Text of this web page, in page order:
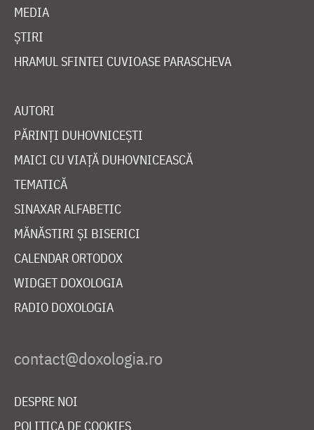
MEDIA
ȘTIRI
HRAMUL SFINTEI CUVIOASE PARASCHEVA
AUTORI
PĂRINȚI DUHOVNICEȘTI
MAICI CU VIAȚĂ DUHOVNICEASCĂ
TEMATICĂ
SINAXAR ALFABETIC
MĂNĂSTIRI ȘI BISERICI
CALENDAR ORTODOX
WIDGET DOXOLOGIA
RADIO DOXOLOGIA
DESPRE NOI
POLITICA DE COOKIES